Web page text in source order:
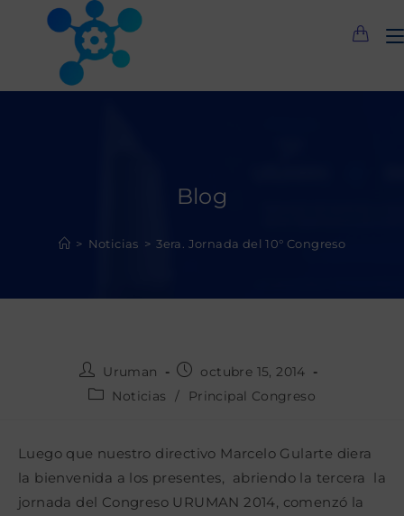
Blog
> Noticias > 3era. Jornada del 10° Congreso
Autor
de
Uruman
Publicación
de
octubre 15, 2014
Categoría
entrada:
Noticias / Principal Congreso
Luego que nuestro directivo Marcelo Gularte diera
la bienvenida a los presentes, abriendo la tercera la
jornada del Congreso URUMAN 2014, comenzó la